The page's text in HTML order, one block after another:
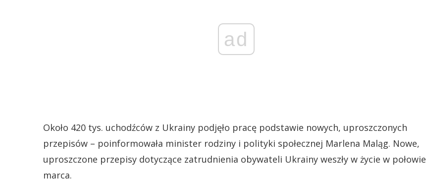
ad
Około 420 tys. uchodźców z Ukrainy podjęło pracę podstawie nowych, uproszczonych
przepisów – poinformowała minister rodziny i polityki społecznej Marlena Maląg. Nowe,
uproszczone przepisy dotyczące zatrudnienia obywateli Ukrainy weszły w życie w połowie
marca.